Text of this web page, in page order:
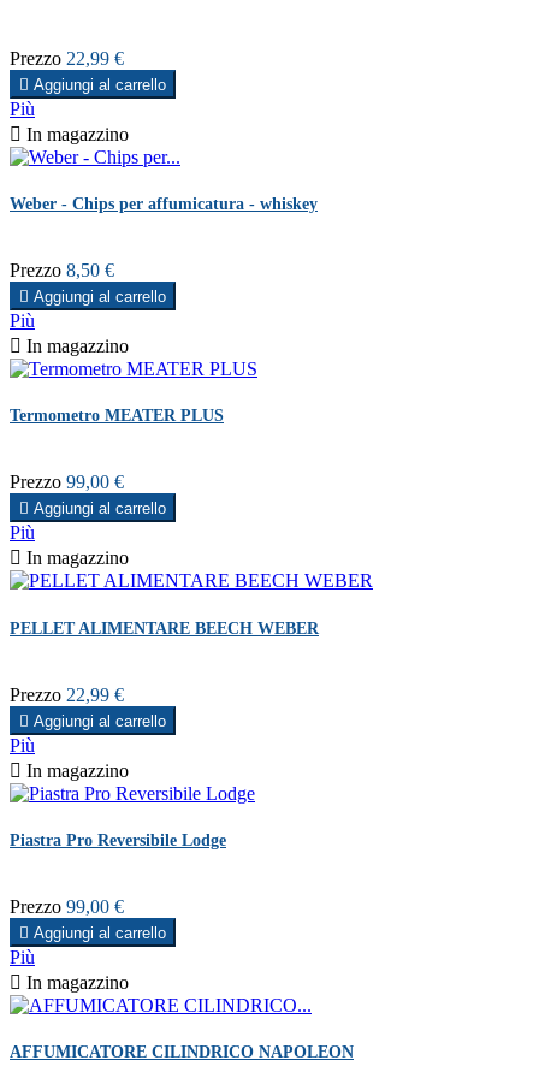
Prezzo 22,99 €
 Aggiungi al carrello
Più
 In magazzino
Weber - Chips per affumicatura - whiskey
Prezzo 8,50 €
 Aggiungi al carrello
Più
 In magazzino
Termometro MEATER PLUS
Prezzo 99,00 €
 Aggiungi al carrello
Più
 In magazzino
PELLET ALIMENTARE BEECH WEBER
Prezzo 22,99 €
 Aggiungi al carrello
Più
 In magazzino
Piastra Pro Reversibile Lodge
Prezzo 99,00 €
 Aggiungi al carrello
Più
 In magazzino
AFFUMICATORE CILINDRICO NAPOLEON